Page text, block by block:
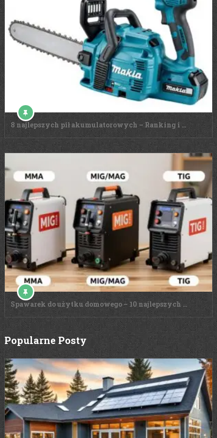
8 najlepszych pił akumulatorowych – Ranking i …
Spawarek do użytku domowego – 10 najlepszych …
Popularne Posty